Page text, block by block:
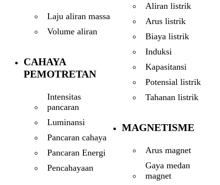
Laju aliran massa
Volume aliran
CAHAYA
PEMOTRETAN
Intensitas
pancaran
Luminansi
Pancaran cahaya
Pancaran Energi
Pencahayaan
Aliran listrik
Arus listrik
Biaya listrik
Induksi
Kapasitansi
Potensial listrik
Tahanan listrik
MAGNETISME
Arus magnet
Gaya medan
magnet